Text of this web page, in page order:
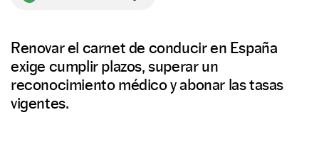
Renovar el carnet de conducir en España
exige cumplir plazos, superar un
reconocimiento médico y abonar las tasas
vigentes.